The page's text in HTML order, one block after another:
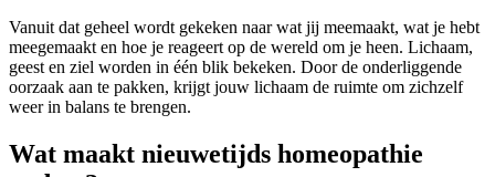
Vanuit dat geheel wordt gekeken naar wat jij meemaakt, wat je hebt
meegemaakt en hoe je reageert op de wereld om je heen. Lichaam,
geest en ziel worden in één blik bekeken. Door de onderliggende
oorzaak aan te pakken, krijgt jouw lichaam de ruimte om zichzelf
weer in balans te brengen.
Wat maakt nieuwetijds homeopathie